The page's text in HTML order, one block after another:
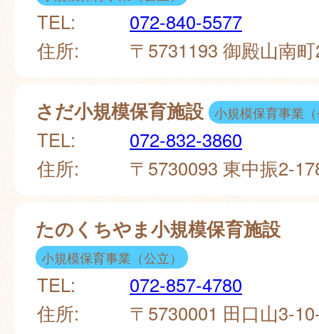
TEL:
072-840-5577
住所:
〒5731193 御殿山南
さだ小規模保育施設 小規模保育事業
TEL:
072-832-3860
住所:
〒5730093 東中振2-
たのくちやま小規模保育施設
小規模保育事業（公立）
TEL:
072-857-4780
住所:
〒5730001 田口山3-